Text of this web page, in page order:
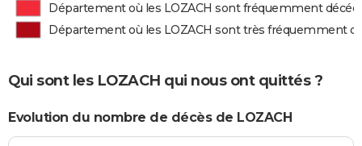
Département où les LOZACH sont fréquemment
Département où les LOZACH sont très fréquemment
Qui sont les LOZACH qui nous ont quittés ?
Evolution du nombre de décès de LOZACH